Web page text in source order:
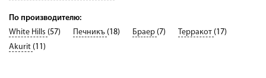
По производителю:
White Hills (57) Печникъ (18) Браер (7) Терракот (17)
Akurit (11)